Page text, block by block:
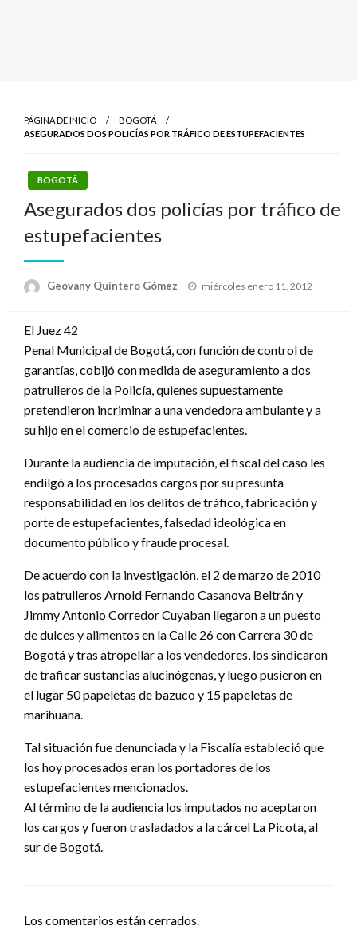
PÁGINA DE INICIO
BOGOTÁ
ASEGURADOS DOS POLICÍAS POR TRÁFICO DE ESTUPEFACIENTES
BOGOTÁ
Asegurados dos policías por tráfico de
estupefacientes
Geovany Quintero Gómez
Publicado
miércoles enero 11, 2012
El Juez 42
Penal Municipal de Bogotá, con función de control de
garantías, cobijó con medida de aseguramiento a dos
patrulleros de la Policía, quienes supuestamente
pretendieron incriminar a una vendedora ambulante y a
su hijo en el comercio de estupefacientes.
Durante la audiencia de imputación, el fiscal del caso les
endilgó a los procesados cargos por su presunta
responsabilidad en los delitos de tráfico, fabricación y
porte de estupefacientes, falsedad ideológica en
documento público y fraude procesal.
De acuerdo con la investigación, el 2 de marzo de 2010
los patrulleros Arnold Fernando Casanova Beltrán y
Jimmy Antonio Corredor Cuyaban llegaron a un puesto
de dulces y alimentos en la Calle 26 con Carrera 30 de
Bogotá y tras atropellar a los vendedores, los sindicaron
de traficar sustancias alucinógenas, y luego pusieron en
el lugar 50 papeletas de bazuco y 15 papeletas de
marihuana.
Tal situación fue denunciada y la Fiscalía estableció que
los hoy procesados eran los portadores de los
estupefacientes mencionados.
Al término de la audiencia los imputados no aceptaron
los cargos y fueron trasladados a la cárcel La Picota, al
sur de Bogotá.
Los comentarios están cerrados.